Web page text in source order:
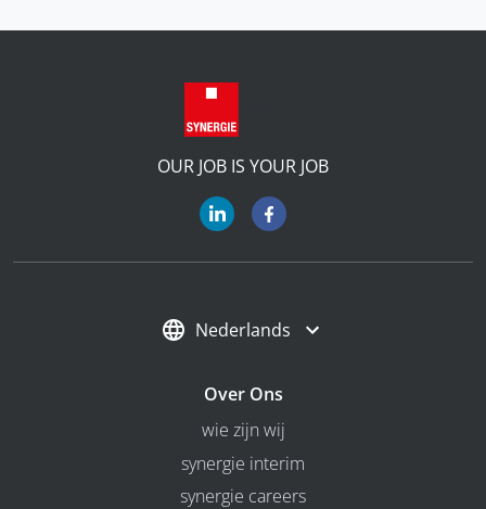
OUR JOB IS YOUR JOB
Nederlands
Over Ons
wie zijn wij
synergie interim
synergie careers